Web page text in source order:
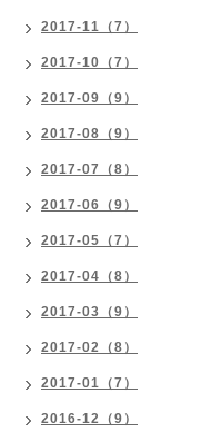
2017-11（7）
2017-10（7）
2017-09（9）
2017-08（9）
2017-07（8）
2017-06（9）
2017-05（7）
2017-04（8）
2017-03（9）
2017-02（8）
2017-01（7）
2016-12（9）